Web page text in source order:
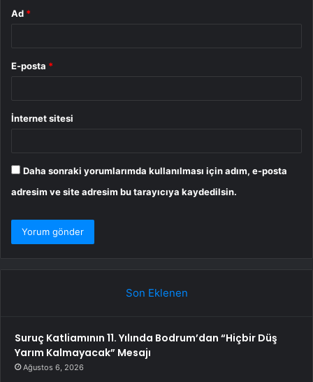
Ad *
E-posta *
İnternet sitesi
Daha sonraki yorumlarımda kullanılması için adım, e-posta
adresim ve site adresim bu tarayıcıya kaydedilsin.
Son Eklenen
Suruç Katliamının 11. Yılında Bodrum’dan “Hiçbir Düş
Yarım Kalmayacak” Mesajı
Ağustos 6, 2026